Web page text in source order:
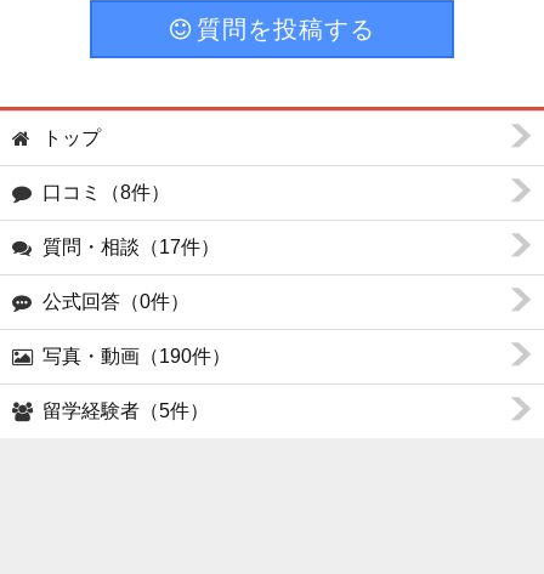
質問を投稿する
トップ
口コミ（8件）
質問・相談（17件）
公式回答（0件）
写真・動画（190件）
留学経験者（5件）